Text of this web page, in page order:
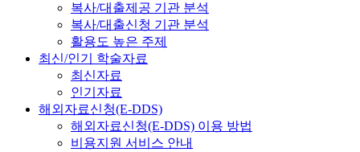
복사/대출제공 기관 분석
복사/대출신청 기관 분석
활용도 높은 주제
최신/인기 학술자료
최신자료
인기자료
해외자료신청(E-DDS)
해외자료신청(E-DDS) 이용 방법
비용지원 서비스 안내